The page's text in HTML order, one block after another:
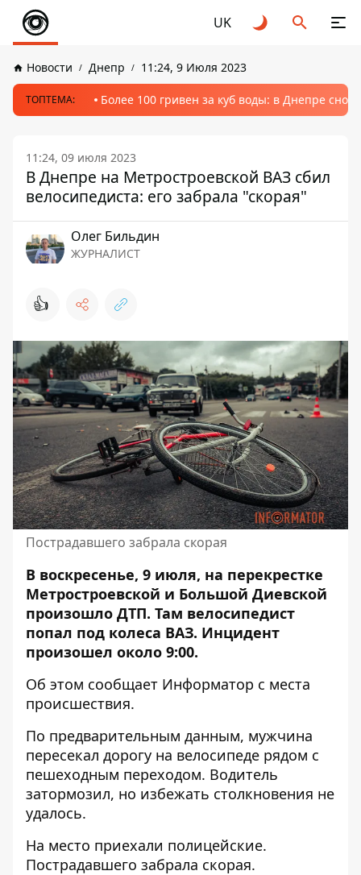
UK
Новости Днепр 11:24, 9 Июля 2023
ТОПТЕМА: Более 100 гривен за куб воды: в Днепре
11:24, 09 июля 2023
В Днепре на Метростроевской ВАЗ сбил
велосипедиста: его забрала "скорая"
Олег Бильдин
ЖУРНАЛИСТ
👍
Пострадавшего забрала скорая
В воскресенье, 9 июля, на перекрестке
Метростроевской и Большой Диевской
произошло ДТП. Там велосипедист
попал под колеса ВАЗ. Инцидент
произошел около 9:00.
Об этом сообщает Информатор с места
происшествия.
По предварительным данным, мужчина
пересекал дорогу на велосипеде рядом с
пешеходным переходом. Водитель
затормозил, но избежать столкновения не
удалось.
На место приехали полицейские.
Пострадавшего забрала скорая.